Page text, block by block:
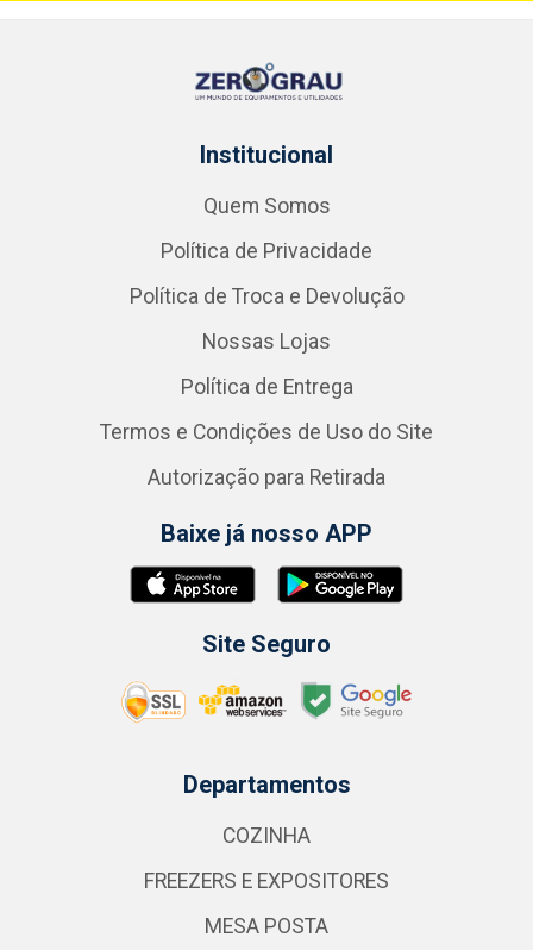
Institucional
Quem Somos
Política de Privacidade
Política de Troca e Devolução
Nossas Lojas
Política de Entrega
Termos e Condições de Uso do Site
Autorização para Retirada
Baixe já nosso APP
Site Seguro
Departamentos
COZINHA
FREEZERS E EXPOSITORES
MESA POSTA